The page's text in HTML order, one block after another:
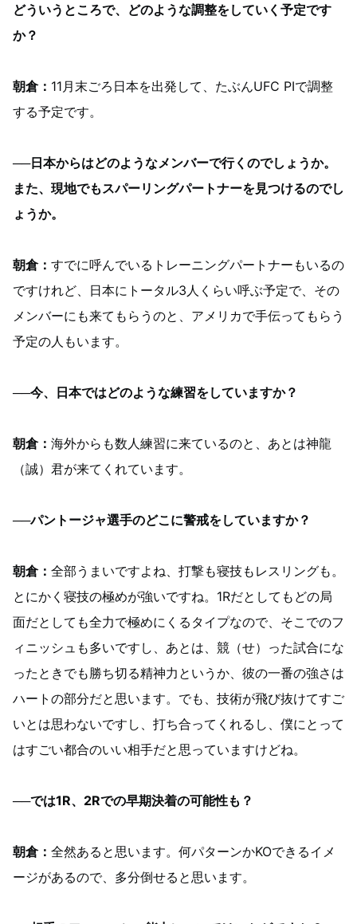
どういうところで、どのような調整をしていく予定です
か？
朝倉： 11月末ごろ日本を出発して、たぶんUFC PIで調整
する予定です。
──日本からはどのようなメンバーで行くのでしょうか。
また、現地でもスパーリングパートナーを見つけるのでし
ょうか。
朝倉： すでに呼んでいるトレーニングパートナーもいるの
ですけれど、日本にトータル3人くらい呼ぶ予定で、その
メンバーにも来てもらうのと、アメリカで手伝ってもらう
予定の人もいます。
──今、日本ではどのような練習をしていますか？
朝倉： 海外からも数人練習に来ているのと、あとは神龍
（誠）君が来てくれています。
──パントージャ選手のどこに警戒をしていますか？
朝倉： 全部うまいですよね、打撃も寝技もレスリングも。
とにかく寝技の極めが強いですね。1Rだとしてもどの局
面だとしても全力で極めにくるタイプなので、そこでのフ
ィニッシュも多いですし、あとは、競（せ）った試合にな
ったときでも勝ち切る精神力というか、彼の一番の強さは
ハートの部分だと思います。でも、技術が飛び抜けてすご
いとは思わないですし、打ち合ってくれるし、僕にとって
はすごい都合のいい相手だと思っていますけどね。
──では1R、2Rでの早期決着の可能性も？
朝倉： 全然あると思います。何パターンかKOできるイメ
ージがあるので、多分倒せると思います。